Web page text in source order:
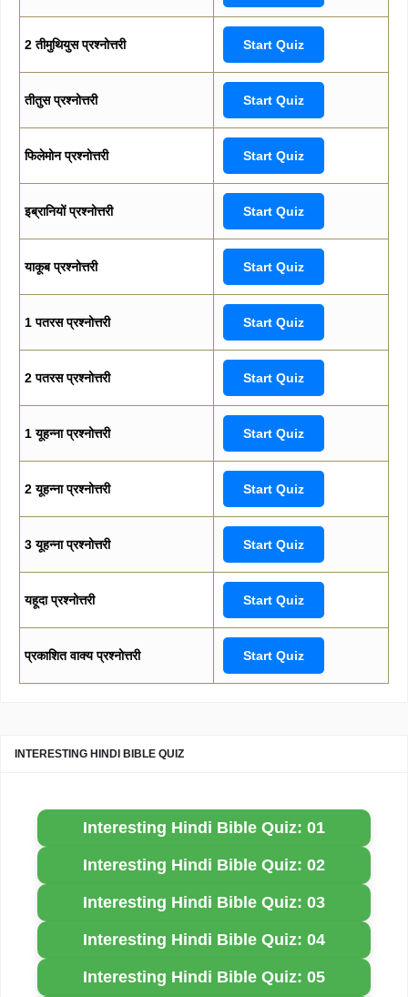
2 तीमुथियुस प्रश्नोत्तरी Start Quiz
तीतुस प्रश्नोत्तरी Start Quiz
फिलेमोन प्रश्नोत्तरी Start Quiz
इब्रानियों प्रश्नोत्तरी Start Quiz
याकूब प्रश्नोत्तरी Start Quiz
1 पतरस प्रश्नोत्तरी Start Quiz
2 पतरस प्रश्नोत्तरी Start Quiz
1 यूहन्ना प्रश्नोत्तरी Start Quiz
2 यूहन्ना प्रश्नोत्तरी Start Quiz
3 यूहन्ना प्रश्नोत्तरी Start Quiz
यहूदा प्रश्नोत्तरी Start Quiz
प्रकाशित वाक्य प्रश्नोत्तरी Start Quiz
INTERESTING HINDI BIBLE QUIZ
Interesting Hindi Bible Quiz: 01
Interesting Hindi Bible Quiz: 02
Interesting Hindi Bible Quiz: 03
Interesting Hindi Bible Quiz: 04
Interesting Hindi Bible Quiz: 05